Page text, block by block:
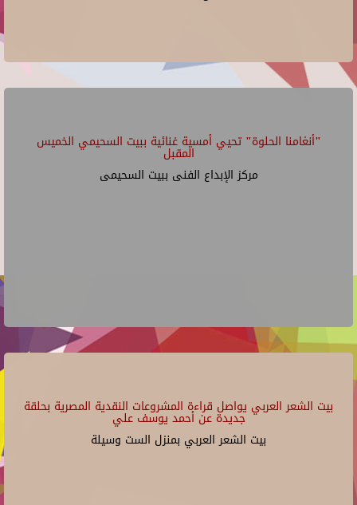
"أنغامنا الحلوة" تحيي أمسية غنائية ببيت السحيمي الخميس
المقبل
مركز الإبداع الفنى ببيت السحيمى
بيت الشعر العربي يواصل قراءة المشروعات النقدية المصرية بحلقة
جديدة عن أحمد يوسف علي
بيت الشعر العربي بمنزل الست وسيلة